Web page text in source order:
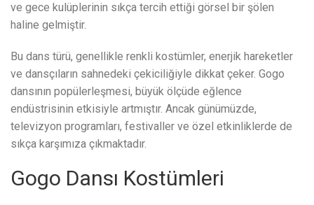
ve gece kulüplerinin sıkça tercih ettiği görsel bir şölen
haline gelmiştir.
Bu dans türü, genellikle renkli kostümler, enerjik hareketler
ve dansçıların sahnedeki çekiciliğiyle dikkat çeker. Gogo
dansının popülerleşmesi, büyük ölçüde eğlence
endüstrisinin etkisiyle artmıştır. Ancak günümüzde,
televizyon programları, festivaller ve özel etkinliklerde de
sıkça karşımıza çıkmaktadır.
Gogo Dansı Kostümleri